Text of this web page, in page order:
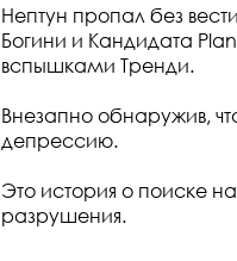
Нептун пропал без
Богини и Кандидата
вспышками Тренди.
Внезапно обнаружив,
депрессию.
Это история о поиске
разрушения.